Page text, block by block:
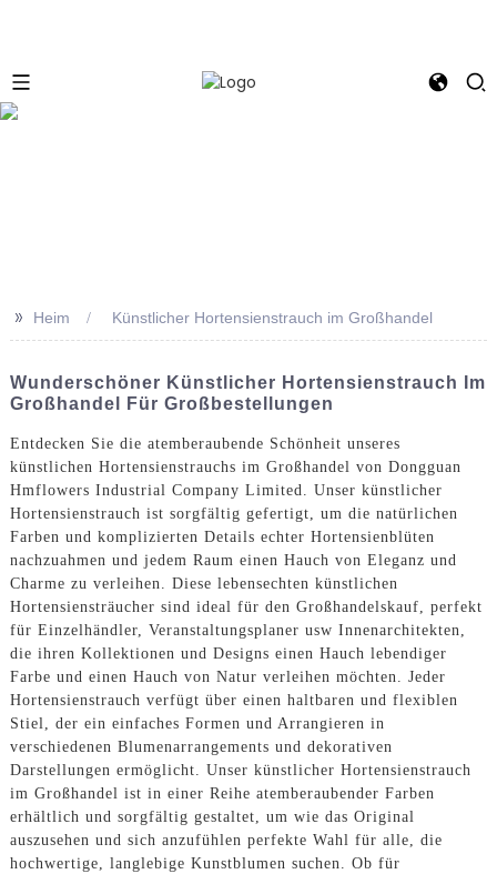
>> Heim Künstlicher Hortensienstrauch im Großhandel
Wunderschöner Künstlicher Hortensienstrauch Im
Großhandel Für Großbestellungen
Entdecken Sie die atemberaubende Schönheit unseres
künstlichen Hortensienstrauchs im Großhandel von Dongguan
Hmflowers Industrial Company Limited. Unser künstlicher
Hortensienstrauch ist sorgfältig gefertigt, um die natürlichen
Farben und komplizierten Details echter Hortensienblüten
nachzuahmen und jedem Raum einen Hauch von Eleganz und
Charme zu verleihen. Diese lebensechten künstlichen
Hortensiensträucher sind ideal für den Großhandelskauf, perfekt
für Einzelhändler, Veranstaltungsplaner usw Innenarchitekten,
die ihren Kollektionen und Designs einen Hauch lebendiger
Farbe und einen Hauch von Natur verleihen möchten. Jeder
Hortensienstrauch verfügt über einen haltbaren und flexiblen
Stiel, der ein einfaches Formen und Arrangieren in
verschiedenen Blumenarrangements und dekorativen
Darstellungen ermöglicht. Unser künstlicher Hortensienstrauch
im Großhandel ist in einer Reihe atemberaubender Farben
erhältlich und sorgfältig gestaltet, um wie das Original
auszusehen und sich anzufühlen perfekte Wahl für alle, die
hochwertige, langlebige Kunstblumen suchen. Ob für